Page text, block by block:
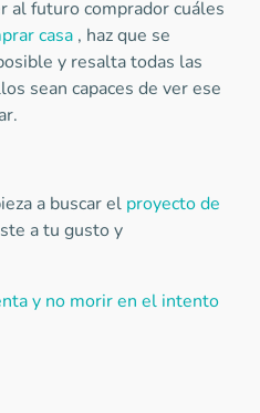
al futuro comprador cuáles
casa , haz que se
y resalta todas las
sean capaces de ver ese
a buscar el proyecto de
a tu gusto y
y no morir en el intento